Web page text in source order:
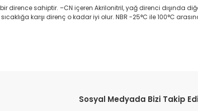
sahiptir. –CN içeren Akrilonitril, yağ direnci dışında
karşı direnç o kadar iyi olur. NBR -25°C ile 100°C
Sosyal Medyada Bizi Takip